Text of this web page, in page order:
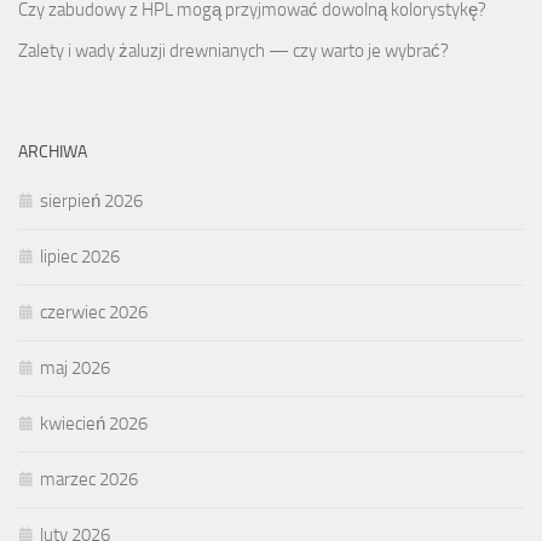
Czy zabudowy z HPL mogą przyjmować dowolną kolorystykę?
Zalety i wady żaluzji drewnianych — czy warto je wybrać?
ARCHIWA
sierpień 2026
lipiec 2026
czerwiec 2026
maj 2026
kwiecień 2026
marzec 2026
luty 2026